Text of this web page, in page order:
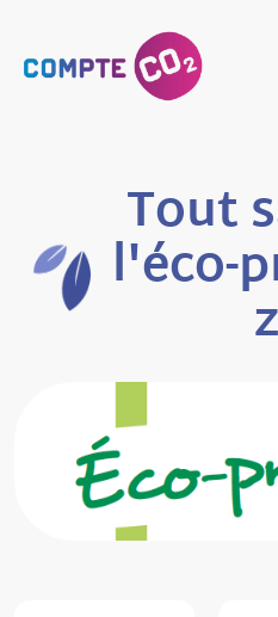
Tout
l'éco-